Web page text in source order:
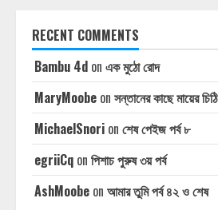
RECENT COMMENTS
Bambu 4d on এক মুঠো রোদ
MaryMoobe on সন্তানের কাছে মায়ের চিঠি
MichaelSnori on শেষ পেইজ পর্ব ৮
egriiCq on পিশাচ পুরুষ ৩য় পর্ব
AshMoobe on আমার তুমি পর্ব ৪২ ও শেষ